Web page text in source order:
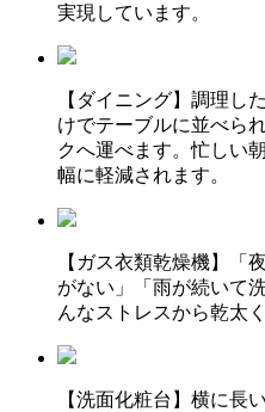
実現しています。
【ダイニング】調理し
けでテーブルに並べら
クへ運べます。忙しい
幅に軽減されます。
【ガス衣類乾燥機】「
がない」「雨が続いて
んなストレスから乾太
【洗面化粧台】横に長